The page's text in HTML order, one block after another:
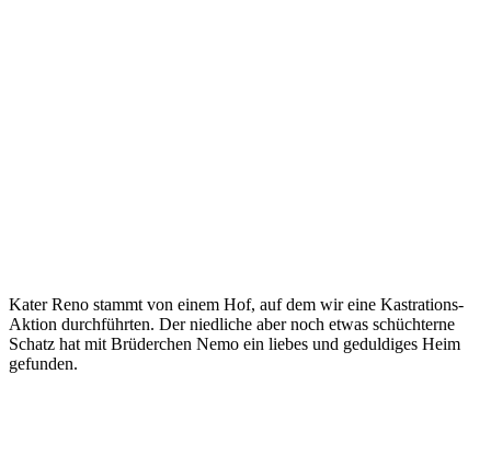
Kater Reno stammt von einem Hof, auf dem wir eine Kastrations-
Aktion durchführten. Der niedliche aber noch etwas schüchterne
Schatz hat mit Brüderchen Nemo ein liebes und geduldiges Heim
gefunden.